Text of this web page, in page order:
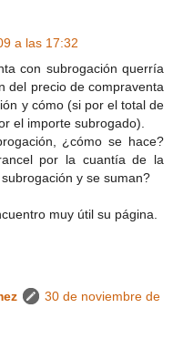
a las 17:32
con subrogación querría
del precio de compraventa
y cómo (si por el total de
el importe subrogado).
¿cómo se hace?
por la cuantía de la
y se suman?
muy útil su página.
30 de noviembre de